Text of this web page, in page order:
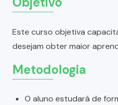
Este curso objetiva
desejam obter maior
Metodologia
O aluno estudará de